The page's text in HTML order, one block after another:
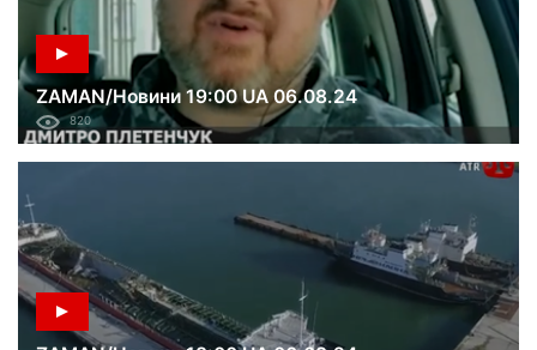
ZAMAN/Новини 19:00 UA 06.08.24
820